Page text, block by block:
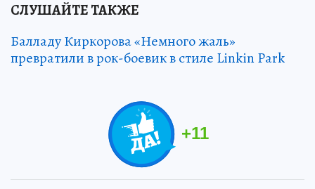
СЛУШАЙТЕ ТАКЖЕ
Балладу Киркорова «Немного жаль»
превратили в рок-боевик в стиле Linkin Park
+11